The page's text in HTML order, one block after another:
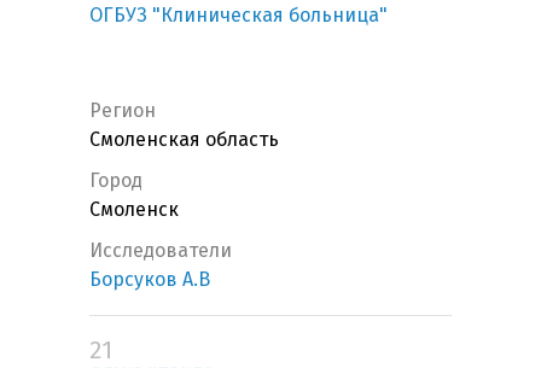
ОГБУЗ "Клиническая больница"
Регион
Смоленская область
Город
Смоленск
Исследователи
Борсуков А.В
21